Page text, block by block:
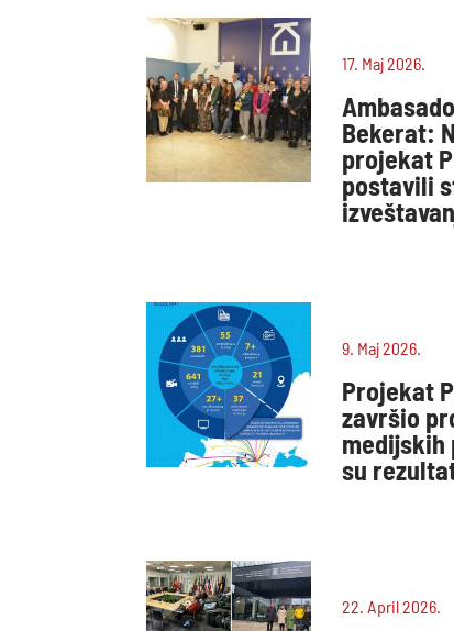
17. Maj 2026.
Bekerat:
projekat
postavili
9. Maj 2026.
Projekat
završio
medijskih
su
22. April 2026.